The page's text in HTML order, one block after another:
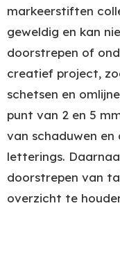
markeerstiften
geweldig en kan
doorstrepen of
creatief project,
schetsen en
punt van 2 en 5
van schaduwen
letterings.
doorstrepen van
overzicht te